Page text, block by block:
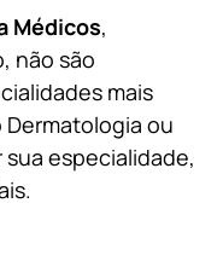
Médicos,
não são
mais
ou
especialidade,